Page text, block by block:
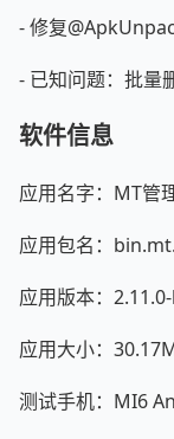
- 修复
- 已知问题：批量
软件信息
应用名字：MT管
应用包名：
应用版本：
应用大小：
测试手机：MI6